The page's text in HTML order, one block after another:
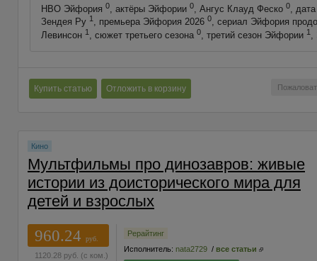
HBO Эйфория 0, актёры Эйфории 0, Ангус Клауд Феско 0,
Зендея Ру 1 , премьера Эйфория 2026 0, сериал Эйфория
Левинсон 1, сюжет третьего сезона 0, третий сезон Эйфории 1,
Купить статью Отложить в корзину
Кино
Мультфильмы про динозавров: живые
истории из доисторического мира для
детей и взрослых
960.24
руб.
1120.28 руб. (с ком.)
Рерайтинг
Исполнитель: nata2729 / все статьи